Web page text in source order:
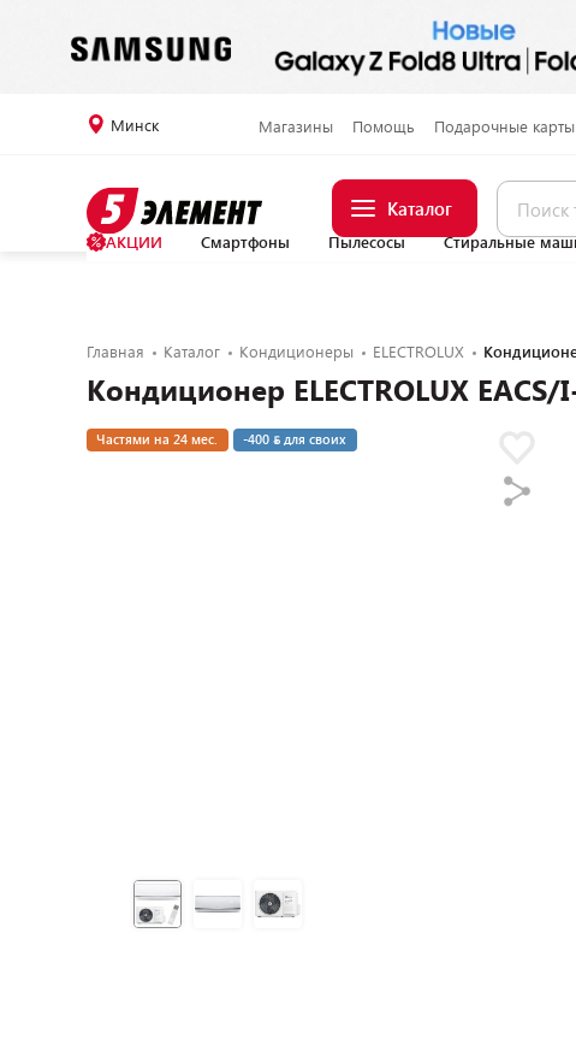
Минск Магазины Помощь Подарочные карты
Каталог
АКЦИИ Смартфоны Пылесосы Стиральные
Главная Каталог Кондиционеры ELECTROLUX
Кондиционер ELECTROLUX
Частями на 24 мес. -400 для своих